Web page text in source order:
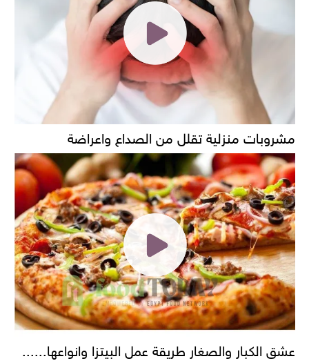
مشروبات منزلية تقلل من الصداع واعراضة
عشق الكبار والصغار طريقة عمل البيتزا وانواعها......